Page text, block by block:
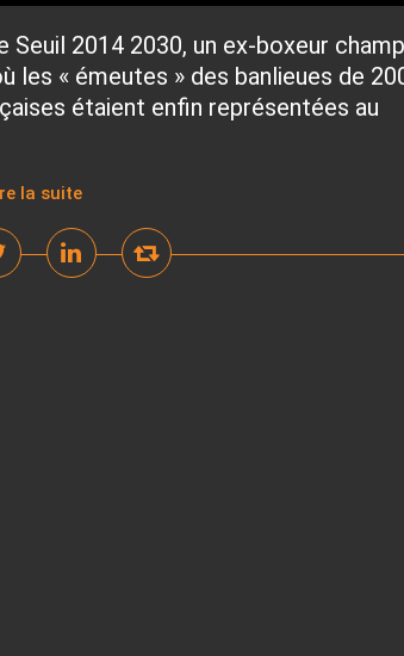
Seuil 2014 2030, un ex-boxeur
les « émeutes » des banlieues de
étaient enfin représentées au
la suite